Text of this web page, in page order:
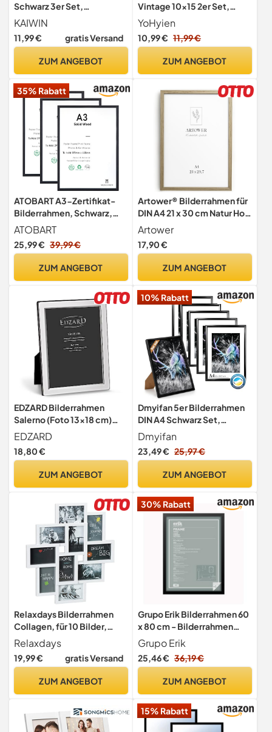
Schwarz 3er Set,
21X14.8cm rahmen mit
Acrylglas zum aufhängen
und aufstellen,
Fotos, Bilder
KAIWIN
11,99 € gratis Versand
ZUM ANGEBOT
Vintage 10x15 2er Set,
Retro Fotorahmen zum
Aufhängen und Aufstellen,
Shabby Chic Postkarten
Schreibtisch, Picture Photo
YoHyien
10,99 € 11,99 €
ZUM ANGEBOT
35% Rabatt
ATOBART A3-Zertifikat-
Bilderrahmen, Schwarz,
29,7x42 cm, 3er-Pack
ATOBART
25,99 € 39,99 €
ZUM ANGEBOT
Artower® Bilderrahmen für
DIN A4 21 x 30 cm Natur Holz
Eiche Dünner Rahmen |
Posterrahmen Groß Collage
| Picture Frame 21 x 29,7cm
Holzbilderrahmen Poster
Artower
17,90 €
ZUM ANGEBOT
EDZARD Bilderrahmen
Salerno (Foto 13x18 cm)
versilbert anlaufgeschützt
EDZARD
18,80 €
ZUM ANGEBOT
10% Rabatt
Dmyifan 5er Bilderrahmen
DIN A4 Schwarz Set,
Fotorahmen mit Plexiglas,
Rahmen zum Stellen und
Hängen für Fotos, Portraits |
Dmyifan
23,49 € 25,97 €
ZUM ANGEBOT
Relaxdays Bilderrahmen
Collagen, für 10 Bilder,
Hoch- oder Querformat,
Wand Kunststoffrahmen, H
x B 55 x 50 cm, weiß
Relaxdays
19,99 € gratis Versand
ZUM ANGEBOT
30% Rabatt
Grupo Erik Bilderrahmen 60
x 80 cm - Bilderrahmen
Schwarz Rahmen aus
Kunststoff MDF Wanddeko
Grupo Erik
25,46 € 36,19 €
ZUM ANGEBOT
15% Rabatt